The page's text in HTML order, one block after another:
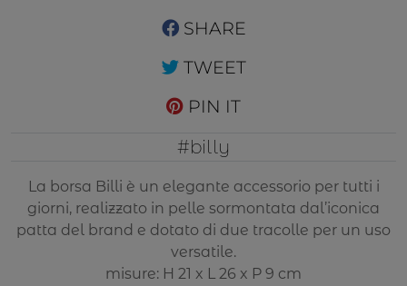
SHARE
TWEET
PIN IT
#billy
La borsa Billi è un elegante accessorio per tutti i
giorni, realizzato in pelle sormontata dal’iconica
patta del brand e dotato di due tracolle per un uso
versatile.
misure: H 21 x L 26 x P 9 cm